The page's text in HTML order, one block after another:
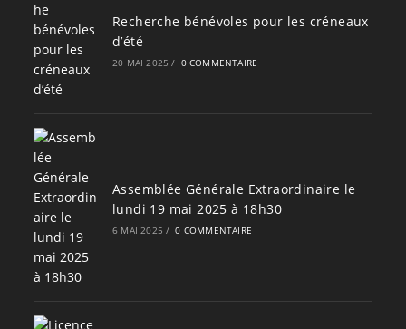
Recherche bénévoles pour les créneaux
d’été
20 MAI 2025 / 0 COMMENTAIRE
Assemblée Générale Extraordinaire le
lundi 19 mai 2025 à 18h30
6 MAI 2025 / 0 COMMENTAIRE